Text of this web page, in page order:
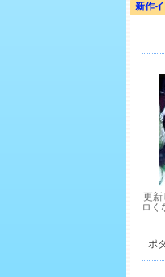
新作